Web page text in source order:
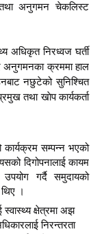
तथा अनुगमन चेकलिस्ट
अधिकृत निरध्वज घर्ती
अनुगमनका क्रममा हाल
नछुटेको सुनिश्चित
तथा खाेप कार्यकर्ता
कार्यक्रम सम्पन्न भएको
दिगोपनालाई कायम
गर्दै समुदायको
।
क्षेत्रमा अझ
निरन्तरता